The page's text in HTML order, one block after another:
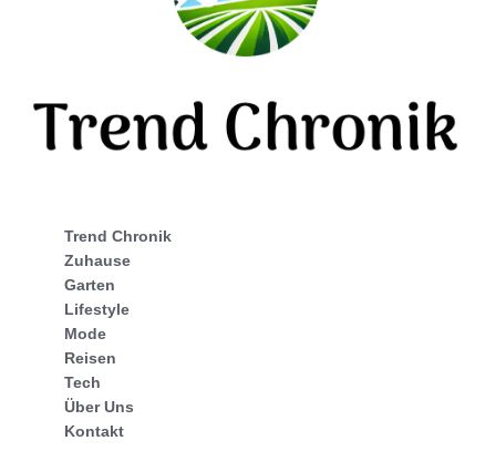
Trend Chronik
Zuhause
Garten
Lifestyle
Mode
Reisen
Tech
Über Uns
Kontakt